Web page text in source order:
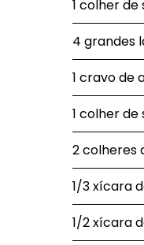
1 colher de
4 grandes
1 cravo de
1 colher de
2 colheres
1/3 xícara
1/2 xícara